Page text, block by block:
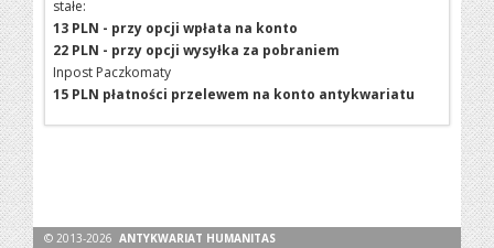
stałe:
13 PLN - przy opcji wpłata na konto
22 PLN - przy opcji wysyłka za pobraniem
Inpost Paczkomaty
15 PLN płatności przelewem na konto antykwariatu
© 2013-2026ANTYKWARIAT HUMANITAS